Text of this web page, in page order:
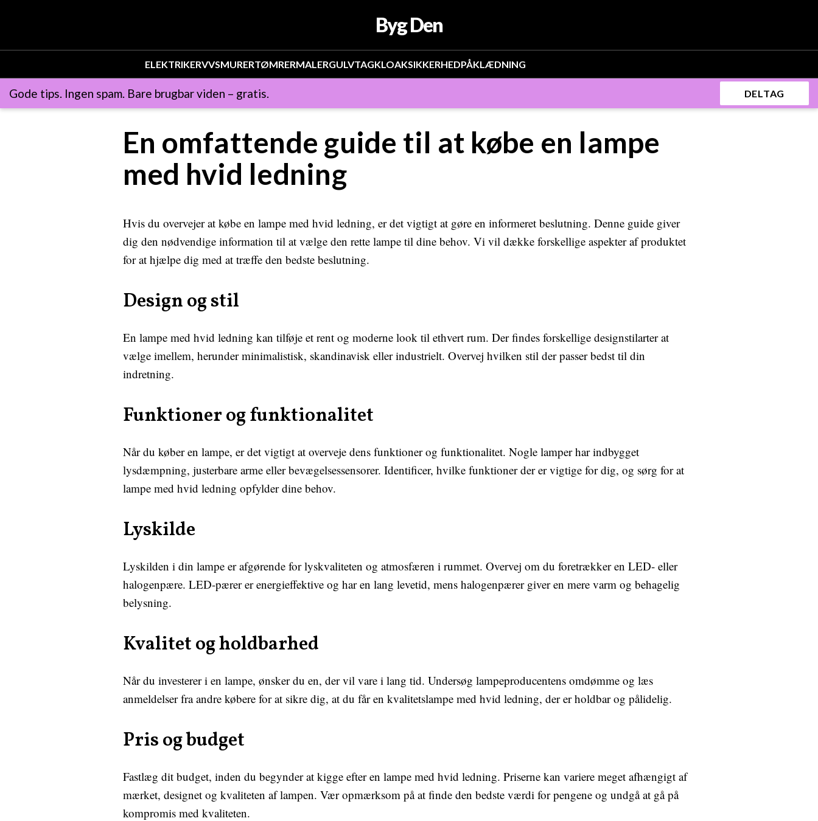
Byg Den
ELEKTRIKERVVSMURERTØMRERMALERGULVTAGKLOAKSIKKERHEDPÅKLÆDNING
Gode tips. Ingen spam. Bare brugbar viden – gratis. DELTAG
En omfattende guide til at købe en lampe
med hvid ledning
Hvis du overvejer at købe en lampe med hvid ledning, er det vigtigt at gøre en informeret beslutning. Denne guide giver
dig den nødvendige information til at vælge den rette lampe til dine behov. Vi vil dække forskellige aspekter af produktet
for at hjælpe dig med at træffe den bedste beslutning.
Design og stil
En lampe med hvid ledning kan tilføje et rent og moderne look til ethvert rum. Der findes forskellige designstilarter at
vælge imellem, herunder minimalistisk, skandinavisk eller industrielt. Overvej hvilken stil der passer bedst til din
indretning.
Funktioner og funktionalitet
Når du køber en lampe, er det vigtigt at overveje dens funktioner og funktionalitet. Nogle lamper har indbygget
lysdæmpning, justerbare arme eller bevægelsessensorer. Identificer, hvilke funktioner der er vigtige for dig, og sørg for at
lampe med hvid ledning opfylder dine behov.
Lyskilde
Lyskilden i din lampe er afgørende for lyskvaliteten og atmosfæren i rummet. Overvej om du foretrækker en LED- eller
halogenpære. LED-pærer er energieffektive og har en lang levetid, mens halogenpærer giver en mere varm og behagelig
belysning.
Kvalitet og holdbarhed
Når du investerer i en lampe, ønsker du en, der vil vare i lang tid. Undersøg lampeproducentens omdømme og læs
anmeldelser fra andre købere for at sikre dig, at du får en kvalitetslampe med hvid ledning, der er holdbar og pålidelig.
Pris og budget
Fastlæg dit budget, inden du begynder at kigge efter en lampe med hvid ledning. Priserne kan variere meget afhængigt af
mærket, designet og kvaliteten af lampen. Vær opmærksom på at finde den bedste værdi for pengene og undgå at gå på
kompromis med kvaliteten.